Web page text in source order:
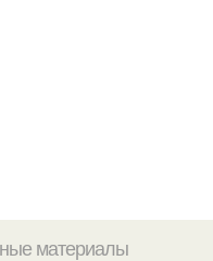
материалы